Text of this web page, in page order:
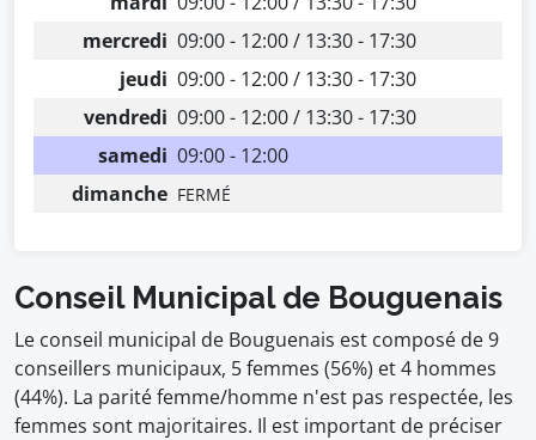
mercredi 09:00 - 12:00 / 13:30 - 17:30
jeudi 09:00 - 12:00 / 13:30 - 17:30
vendredi 09:00 - 12:00 / 13:30 - 17:30
samedi 09:00 - 12:00
dimanche FERMÉ
Conseil Municipal de Bouguenais
Le conseil municipal de Bouguenais est composé de 9
conseillers municipaux, 5 femmes (56%) et 4 hommes
(44%). La parité femme/homme n'est pas respectée, les
femmes sont majoritaires. Il est important de préciser